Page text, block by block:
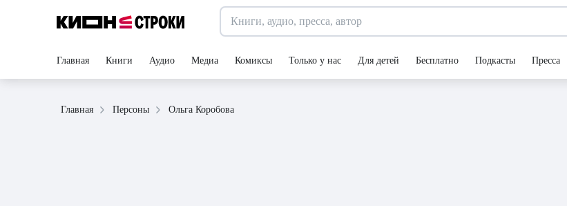
Главная Книги Аудио Медиа Комиксы Только у нас Для детей Бесплатно Подкасты Пресса
Главная Персоны Ольга Коробова